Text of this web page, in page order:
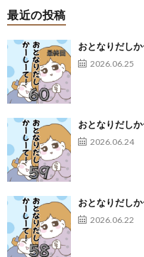
最近の投稿
おとなりだし
2026.06.25
おとなりだしか
2026.06.24
おとなりだしか
2026.06.22